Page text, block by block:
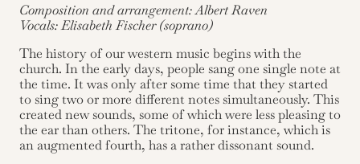
Composition and arrangement: Albert Raven
Vocals: Elisabeth Fischer (soprano)
The history of our western music begins with the
church. In the early days, people sang one single note at
the time. It was only after some time that they started
to sing two or more different notes simultaneously. This
created new sounds, some of which were less pleasing to
the ear than others. The tritone, for instance, which is
an augmented fourth, has a rather dissonant sound.